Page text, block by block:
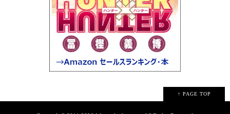
↑ PAGE TOP